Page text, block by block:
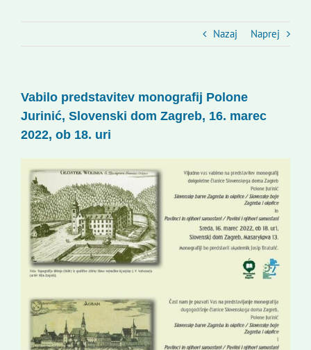
Kontakti
Novi odmev – naše glasilo
Založništvo
Koristne informacije
Nazaj Naprej
Vabilo predstavitev monografij Polone
Jurinić, Slovenski dom Zagreb, 16. marec
2022, ob 18. uri